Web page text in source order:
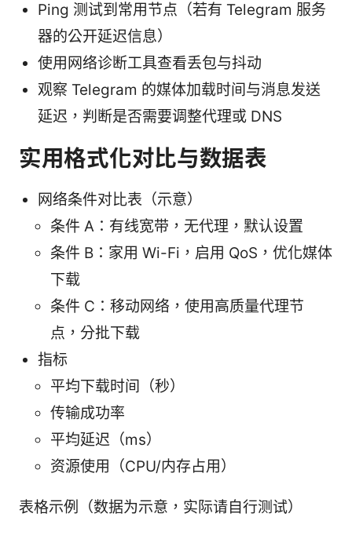
Ping 测试到常用节点（若有 Telegram 服务
器的公开延迟信息）
使用网络诊断工具查看丢包与抖动
观察 Telegram 的媒体加载时间与消息发送
延迟，判断是否需要调整代理或 DNS
实用格式化对比与数据表
网络条件对比表（示意）
条件 A：有线宽带，无代理，默认设置
条件 B：家用 Wi-Fi，启用 QoS，优化媒体
下载
条件 C：移动网络，使用高质量代理节
点，分批下载
指标
平均下载时间（秒）
传输成功率
平均延迟（ms）
资源使用（CPU/内存占用）
表格示例（数据为示意，实际请自行测试）